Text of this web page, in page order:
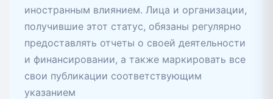
иностранным влиянием. Лица и организации,
получившие этот статус, обязаны регулярно
предоставлять отчеты о своей деятельности
и финансировании, а также маркировать все
свои публикации соответствующим
указанием